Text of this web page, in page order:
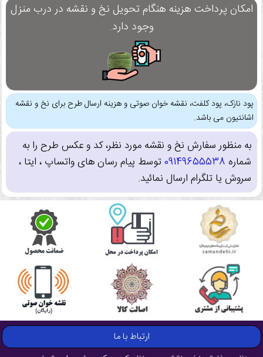
امکان پرداخت هزینه هنگام تحویل نخ و نقشه در درب منزل
وجود دارد.
پود نازک، پود کلفت، نقشه خوان صوتی و هزینه ارسال طرح برای نخ و نقشه
اشانتیون می باشد.
به منظور سفارش نخ و نقشه مورد نظر، کد و عکس طرح را به
شماره 09149655538توسط پیام رسان های واتساپ ، ایتا ،
سروش یا تلگرام ارسال نمائید.
ارتباط با ما